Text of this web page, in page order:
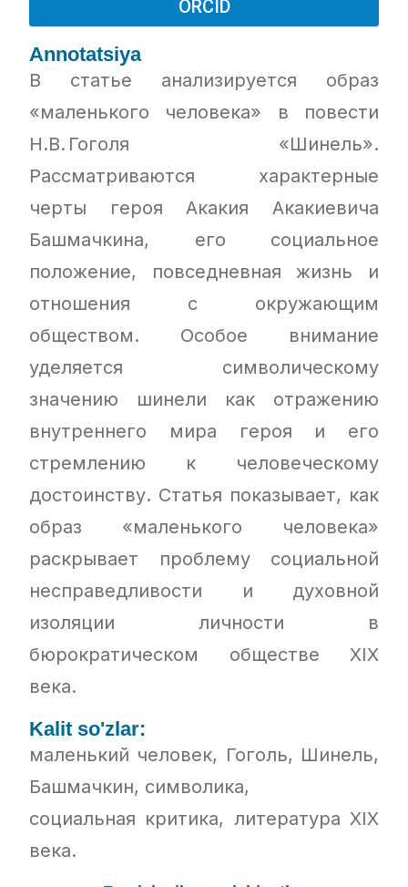
ORCID
Annotatsiya
В статье анализируется образ
«маленького человека» в повести
Н.В. Гоголя «Шинель».
Рассматриваются характерные
черты героя Акакия Акакиевича
Башмачкина, его социальное
положение, повседневная жизнь и
отношения с окружающим
обществом. Особое внимание
уделяется символическому
значению шинели как отражению
внутреннего мира героя и его
стремлению к человеческому
достоинству. Статья показывает, как
образ «маленького человека»
раскрывает проблему социальной
несправедливости и духовной
изоляции личности в
бюрократическом обществе XIX
века.
Kalit so'zlar:
маленький человек, Гоголь, Шинель,
Башмачкин, символика,
социальная критика, литература XIX
века.